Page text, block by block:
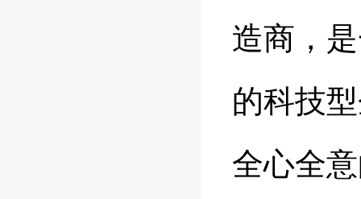
造商，
的科技
全心全